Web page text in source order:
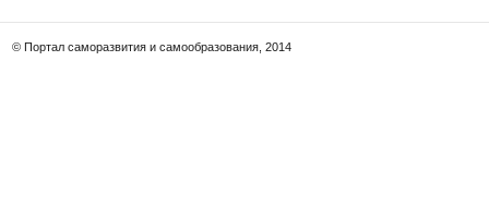
© Портал саморазвития и самообразования, 2014